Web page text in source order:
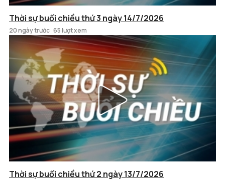
Thời sự buổi chiều thứ 3 ngày 14/7/2026
20 ngày trước 65 lượt xem
Thời sự buổi chiều thứ 2 ngày 13/7/2026